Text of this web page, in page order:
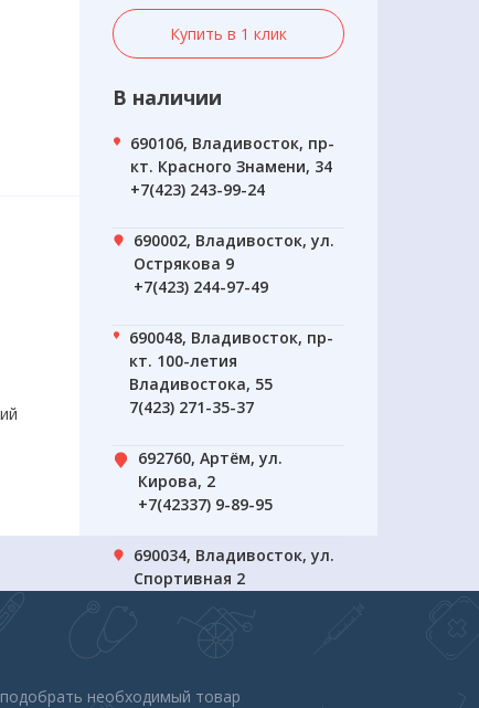
Купить в 1 клик
В наличии
690106, Владивосток, пр-
кт. Красного Знамени, 34
+7(423) 243-99-24
690002, Владивосток, ул.
Острякова 9
+7(423) 244-97-49
690048, Владивосток, пр-
кт. 100-летия
Владивостока, 55
7(423) 271-35-37
692760, Артём, ул.
Кирова, 2
+7(42337) 9-89-95
690034, Владивосток, ул.
Спортивная 2
необходимый товар